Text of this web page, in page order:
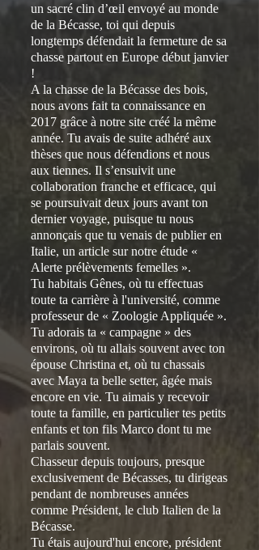
un sacré clin d’œil envoyé au monde
de la Bécasse, toi qui depuis
longtemps défendait la fermeture de sa
chasse partout en Europe début janvier
!
A la chasse de la Bécasse des bois,
nous avons fait ta connaissance en
2017 grâce à notre site créé la même
année. Tu avais de suite adhéré aux
thèses que nous défendions et nous
aux tiennes. Il s’ensuivit une
collaboration franche et efficace, qui
se poursuivait deux jours avant ton
dernier voyage, puisque tu nous
annonçais que tu venais de publier en
Italie, un article sur notre étude «
Alerte prélèvements femelles ».
Tu habitais Gênes, où tu effectuas
toute ta carrière à l'université, comme
professeur de « Zoologie Appliquée ».
Tu adorais ta « campagne » des
environs, où tu allais souvent avec ton
épouse Christina et, où tu chassais
avec Maya ta belle setter, âgée mais
encore en vie. Tu aimais y recevoir
toute ta famille, en particulier tes petits
enfants et ton fils Marco dont tu me
parlais souvent.
Chasseur depuis toujours, presque
exclusivement de Bécasses, tu dirigeas
pendant de nombreuses années
comme Président, le club Italien de la
Bécasse.
Tu étais aujourd'hui encore, président